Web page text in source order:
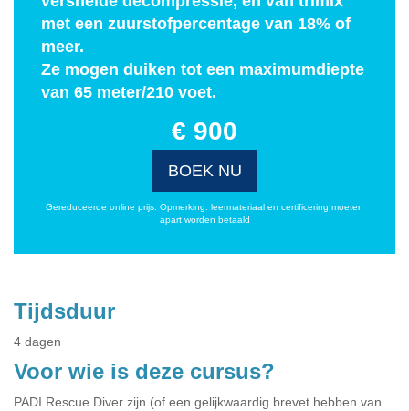
met een zuurstofpercentage van 18% of
meer.
Ze mogen duiken tot een maximumdiepte
van 65 meter/210 voet.
€ 900
BOEK NU
Gereduceerde online prijs. Opmerking: leermateriaal en certificering moeten
apart worden betaald
Tijdsduur
4 dagen
Voor wie is deze cursus?
PADI Rescue Diver zijn (of een gelijkwaardig brevet hebben van